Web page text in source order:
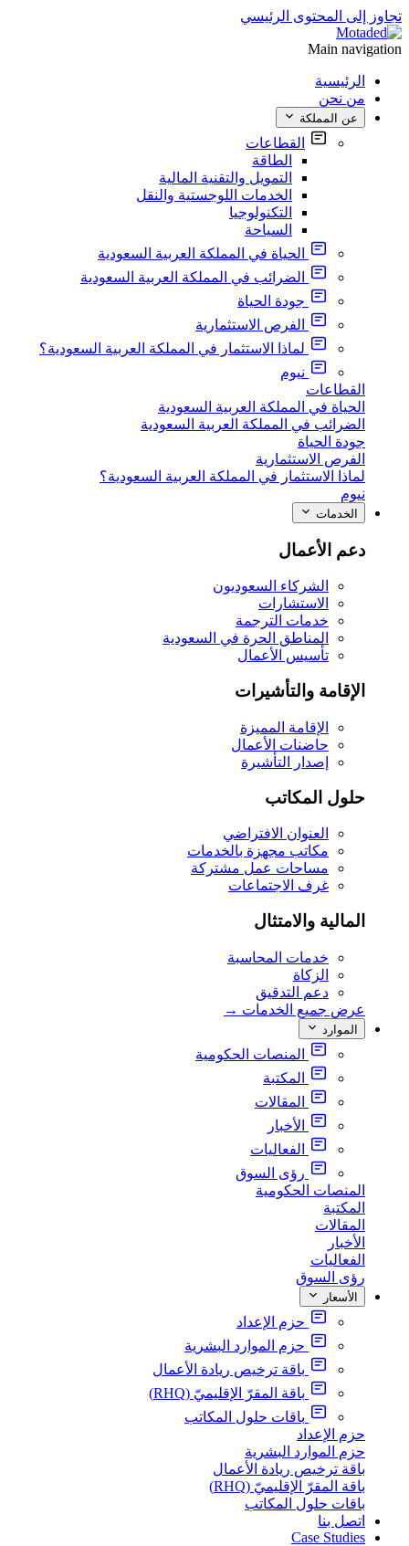
تجاوز إلى المحتوى الرئيسي
Main navigation
الرئيسية
من نحن
عن المملكة
القطاعات
الطاقة
التمويل والتقنية المالية
الخدمات اللوجستية والنقل
التكنولوجيا
السياحة
الحياة في المملكة العربية السعودية
الضرائب في المملكة العربية السعودية
جودة الحياة
الفرص الاستثمارية
لماذا الاستثمار في المملكة العربية السعودية؟
نيوم
القطاعات
الحياة في المملكة العربية السعودية
الضرائب في المملكة العربية السعودية
جودة الحياة
الفرص الاستثمارية
لماذا الاستثمار في المملكة العربية السعودية؟
نيوم
الخدمات
دعم الأعمال
الشركاء السعوديون
الاستشارات
خدمات الترجمة
المناطق الحرة في السعودية
تأسيس الأعمال
الإقامة والتأشيرات
الإقامة المميزة
حاضنات الأعمال
إصدار التأشيرة
حلول المكاتب
العنوان الافتراضي
مكاتب مجهزة بالخدمات
مساحات عمل مشتركة
غرف الاجتماعات
المالية والامتثال
خدمات المحاسبة
الزكاة
دعم التدقيق
عرض جميع الخدمات →
الموارد
المنصات الحكومية
المكتبة
المقالات
الأخبار
الفعاليات
رؤى السوق
المنصات الحكومية
المكتبة
المقالات
الأخبار
الفعاليات
رؤى السوق
الأسعار
حزم الإعداد
حزم الموارد البشرية
باقة ترخيص ريادة الأعمال
باقة المقرّ الإقليميّ (RHQ)
باقات حلول المكاتب
حزم الإعداد
حزم الموارد البشرية
باقة ترخيص ريادة الأعمال
باقة المقرّ الإقليميّ (RHQ)
باقات حلول المكاتب
اتصل بنا
Case Studies